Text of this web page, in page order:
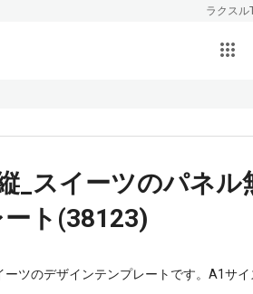
ラクスル
_スイーツのパネル
ト(38123)
ツのデザインテンプレートです。A1サ